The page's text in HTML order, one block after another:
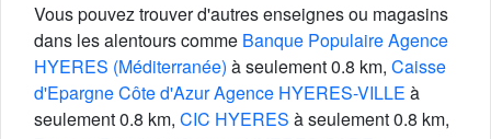
Vous pouvez trouver d'autres enseignes ou magasins
dans les alentours comme Banque Populaire Agence
HYERES (Méditerranée) à seulement 0.8 km, Caisse
d'Epargne Côte d'Azur Agence HYERES-VILLE à
seulement 0.8 km, CIC HYERES à seulement 0.8 km,